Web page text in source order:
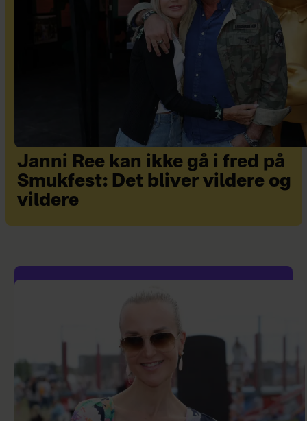
Janni Ree kan ikke gå i fred på
Smukfest: Det bliver vildere og
vildere